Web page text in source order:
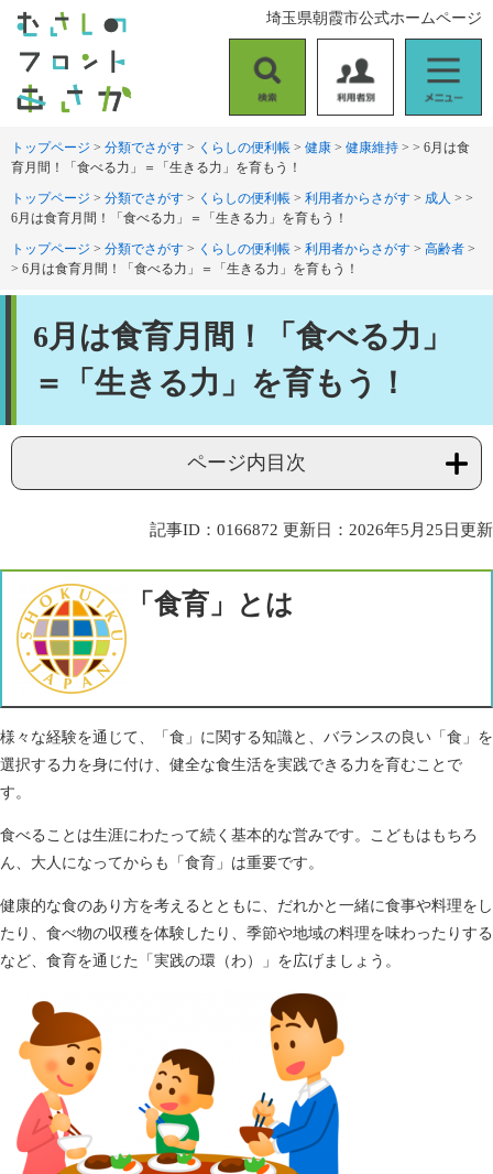
す
し
本
へ
索
用
者
ニ
ュ
埼玉県朝霞市公式ホームページ
トップページ > 分類でさがす > くらしの便利帳 > 健康 > 健康維持 > > 6月は食
育月間！「食べる力」＝「生きる力」を育もう！
トップページ > 分類でさがす > くらしの便利帳 > 利用者からさがす > 成人 > >
6月は食育月間！「食べる力」＝「生きる力」を育もう！
トップページ > 分類でさがす > くらしの便利帳 > 利用者からさがす > 高齢者 >
> 6月は食育月間！「食べる力」＝「生きる力」を育もう！
6月は食育月間！「食べる力」
＝「生きる力」を育もう！
ページ内目次
記事ID：0166872 更新日：2026年5月25日更新
「食育」とは
様々な経験を通じて、「食」に関する知識と、バランスの良い「食」を
選択する力を身に付け、健全な食生活を実践できる力を育むことで
す。
食べることは生涯にわたって続く基本的な営みです。こどもはもちろ
ん、大人になってからも「食育」は重要です。
健康的な食のあり方を考えるとともに、だれかと一緒に食事や料理をし
たり、食べ物の収穫を体験したり、季節や地域の料理を味わったりする
など、食育を通じた「実践の環（わ）」を広げましょう。